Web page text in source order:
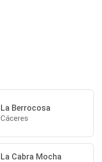
La Berrocosa
Cáceres
La Cabra Mocha